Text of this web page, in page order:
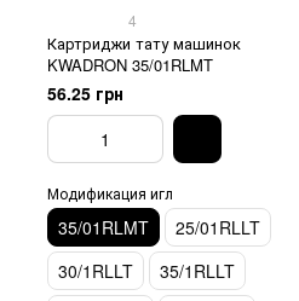
4
Картриджи тату машинок
KWADRON 35/01RLMT
56.25 грн
Модификация игл
35/01RLMT
25/01RLLT
30/1RLLT
35/1RLLT